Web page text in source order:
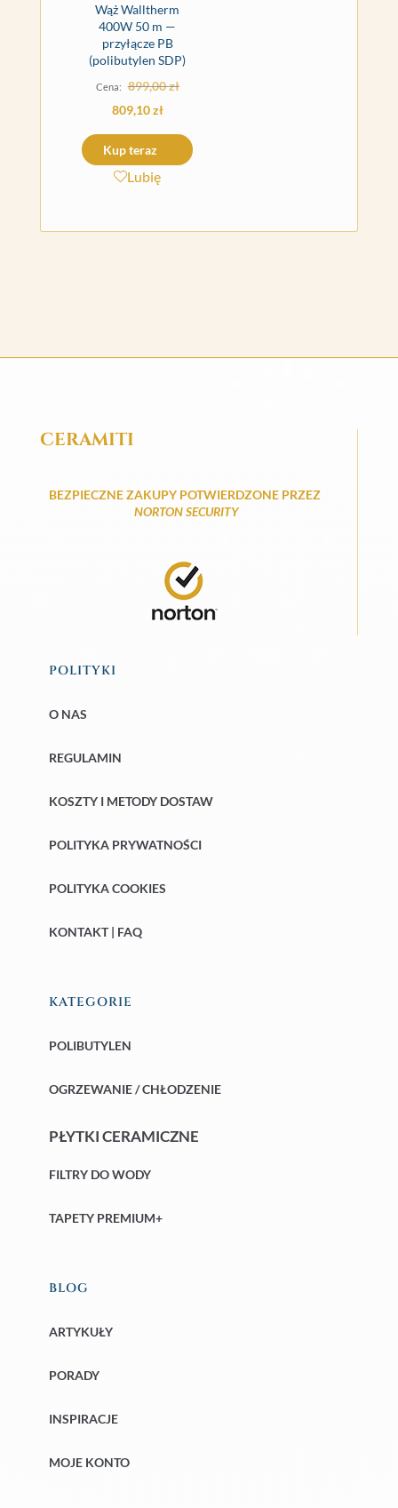
Wąż Walltherm
400W 50 m —
przyłącze PB
(polibutylen SDP)
899,00złPierwotna
wynosiła:
899,00 zł.
809,10złAktualna
cena
wynosi:
Kup teraz
Lubię
CERAMITI
BEZPIECZNE ZAKUPY POTWIERDZONE PRZEZ
NORTON SECURITY
POLITYKI
O NAS
REGULAMIN
KOSZTY I METODY DOSTAW
POLITYKA PRYWATNOŚCI
POLITYKA COOKIES
KONTAKT | FAQ
KATEGORIE
POLIBUTYLEN
OGRZEWANIE / CHŁODZENIE
PŁYTKI CERAMICZNE
FILTRY DO WODY
TAPETY PREMIUM+
BLOG
ARTYKUŁY
PORADY
INSPIRACJE
MOJE KONTO